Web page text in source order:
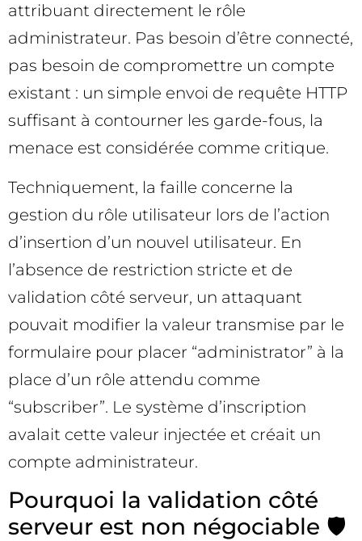
attribuant directement le rôle
administrateur. Pas besoin d’être connecté,
pas besoin de compromettre un compte
existant : un simple envoi de requête HTTP
suffisant à contourner les garde-fous, la
menace est considérée comme critique.
Techniquement, la faille concerne la
gestion du rôle utilisateur lors de l’action
d’insertion d’un nouvel utilisateur. En
l’absence de restriction stricte et de
validation côté serveur, un attaquant
pouvait modifier la valeur transmise par le
formulaire pour placer “administrator” à la
place d’un rôle attendu comme
“subscriber”. Le système d’inscription
avalait cette valeur injectée et créait un
compte administrateur.
Pourquoi la validation côté
serveur est non négociable 🛡️